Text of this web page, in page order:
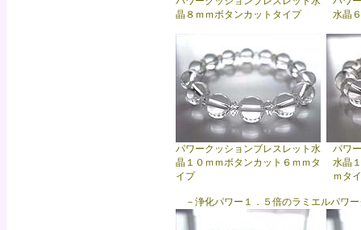
晶８ｍｍボタンカットタイプ
水晶
パワークッションブレスレット水
晶１０ｍｍボタンカット６ｍｍタ
イプ
パワ
水晶
ｍタ
－浄化パワー１．５倍のラミエルパワ